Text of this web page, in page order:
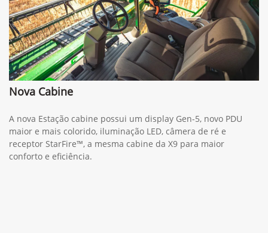
Nova Cabine
A nova Estação cabine possui um display Gen-5, novo PDU
maior e mais colorido, iluminação LED, câmera de ré e
receptor StarFire™, a mesma cabine da X9 para maior
conforto e eficiência.